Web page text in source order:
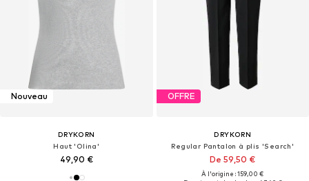
Nouveau
DRYKORN
Haut 'Olina'
49,90 €
OFFRE
DRYKORN
Regular Pantalon à plis 'Search'
De 59,50 €
À l'origine : 159,00 €